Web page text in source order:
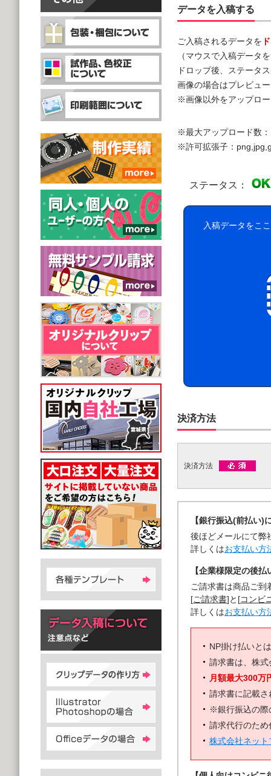
データを入稿する
ご入稿されるデータを
（マウスで入稿データ
ドロップ後、ステータ
画像の場合はプレビュ
※画像以外をアップロ
※最大アップロード数
※許可拡張子：
ステータス：
入稿データをこ
決済方法
決済方法
【銀行振込(前払い)
後ほどメールにて弊
詳しくはお支払い方
【企業様限定の後
ご請求書は商品ご到
[ご請求書]と[コンビ
詳しくはお支払い方
NP掛け払いと
請求書は、株
月額最大300万
請求書に記載
※銀行振込の際
請求代行のた
株式会社ネッ